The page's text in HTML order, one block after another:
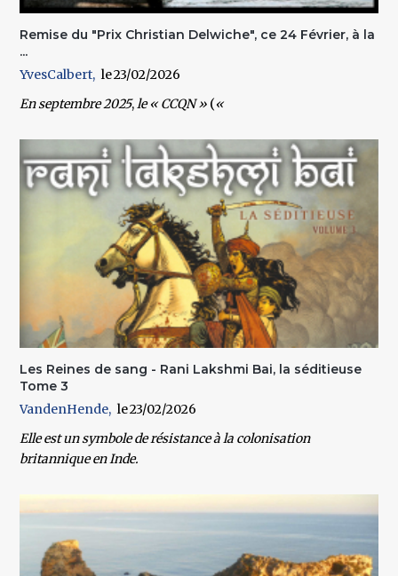
Remise du "Prix Christian Delwiche", ce 24 Février, à la
...
YvesCalbert
23/02/2026
Enseptembre 2025,le« CCQN » («
Les Reines de sang - Rani Lakshmi Bai, la séditieuse
Tome 3
VandenHende
23/02/2026
Elle est un symbole de résistance à la colonisation
britannique en Inde.